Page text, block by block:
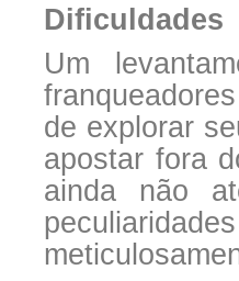
Dificuldades
Um
de explorar
apostar fora
ainda não